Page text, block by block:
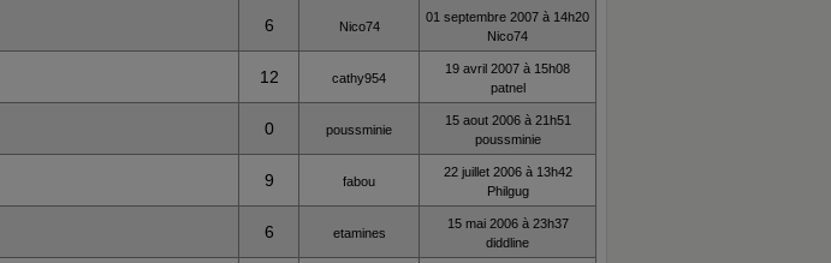
6 Nico74
01 septembre 2007 à 14h20
Nico74
12 cathy954
19 avril 2007 à 15h08
patnel
0 poussminie
15 aout 2006 à 21h51
poussminie
9 fabou
22 juillet 2006 à 13h42
Philgug
6 etamines
15 mai 2006 à 23h37
diddline